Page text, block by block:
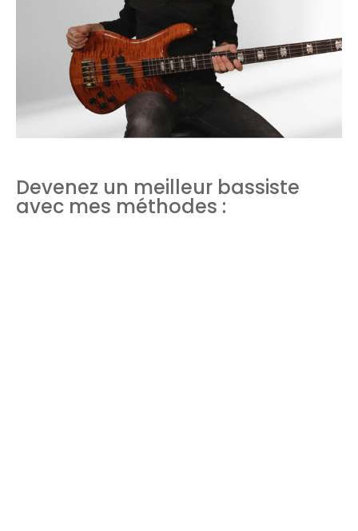
Devenez un meilleur bassiste
avec mes méthodes :